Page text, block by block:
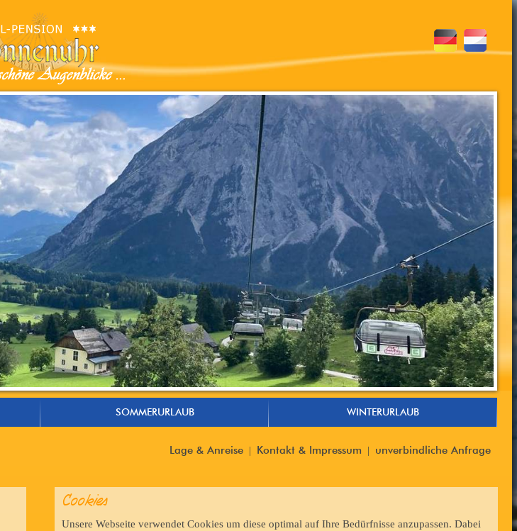
SOMMERURLAUB WINTERURLAUB
Lage & Anreise | Kontakt & Impressum | unverbindliche Anfrage
Cookies
Unsere Webseite verwendet Cookies um diese optimal auf Ihre Bedürfnisse anzupassen. Dabei